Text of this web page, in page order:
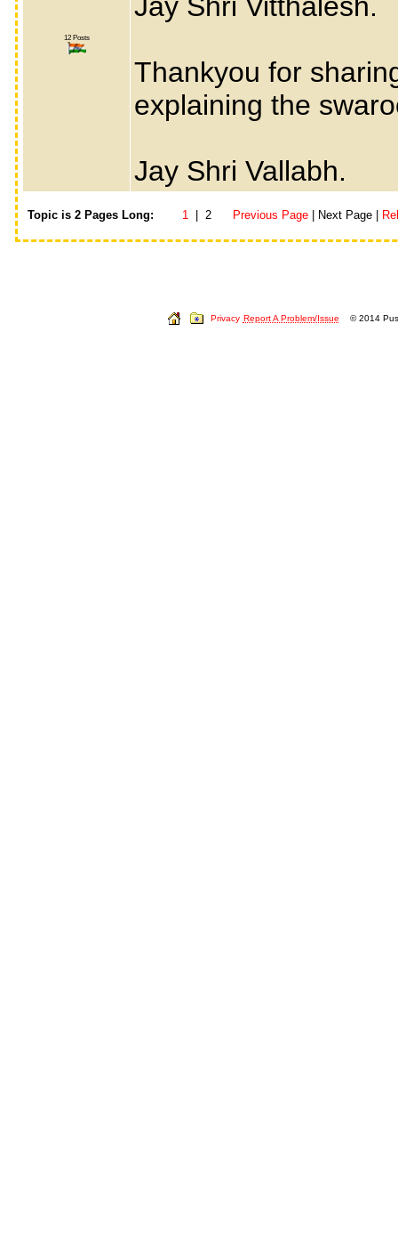
12 Posts
Thankyou for
explaining the
Jay Shri Vallabh.
Topic is 2 Pages Long: 1 | 2 Previous Page | Next Page |
Privacy Report A Problem/Issue © 2014